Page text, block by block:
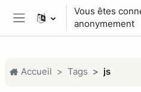
Passer au contenu principal
Panneau latéral
Vous êtes
anonymement
Accueil Tags js